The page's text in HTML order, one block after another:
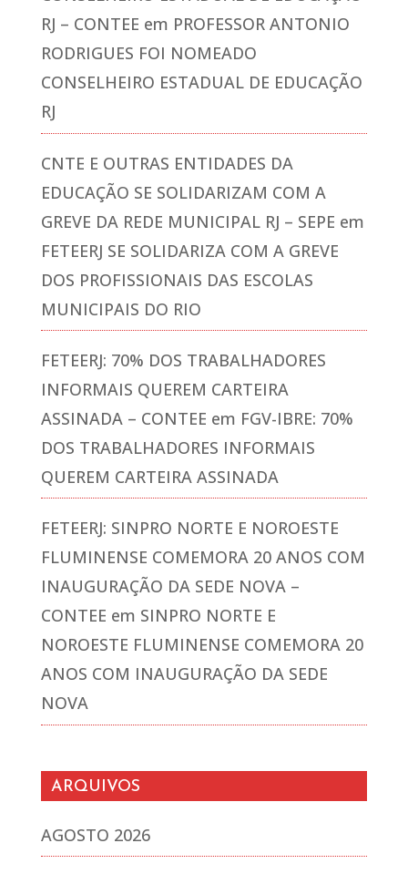
RJ – CONTEE em PROFESSOR ANTONIO
RODRIGUES FOI NOMEADO
CONSELHEIRO ESTADUAL DE EDUCAÇÃO
RJ
CNTE E OUTRAS ENTIDADES DA
EDUCAÇÃO SE SOLIDARIZAM COM A
GREVE DA REDE MUNICIPAL RJ – SEPE em
FETEERJ SE SOLIDARIZA COM A GREVE
DOS PROFISSIONAIS DAS ESCOLAS
MUNICIPAIS DO RIO
FETEERJ: 70% DOS TRABALHADORES
INFORMAIS QUEREM CARTEIRA
ASSINADA – CONTEE em FGV-IBRE: 70%
DOS TRABALHADORES INFORMAIS
QUEREM CARTEIRA ASSINADA
FETEERJ: SINPRO NORTE E NOROESTE
FLUMINENSE COMEMORA 20 ANOS COM
INAUGURAÇÃO DA SEDE NOVA –
CONTEE em SINPRO NORTE E
NOROESTE FLUMINENSE COMEMORA 20
ANOS COM INAUGURAÇÃO DA SEDE
NOVA
ARQUIVOS
AGOSTO 2026